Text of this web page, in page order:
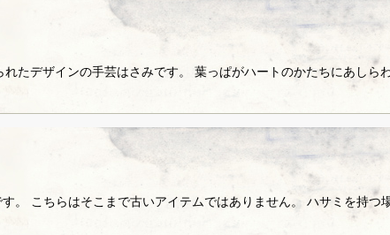
たデザインの手芸はさみです。 葉っぱがハートのかたちにあしら
。 こちらはそこまで古いアイテムではありません。 ハサミを持